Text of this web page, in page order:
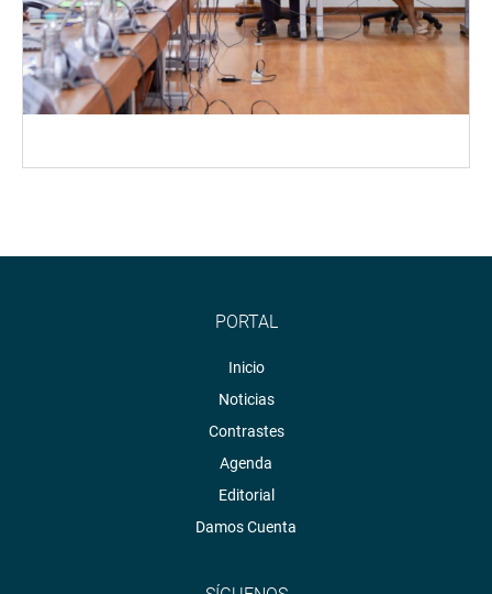
PORTAL
Inicio
Noticias
Contrastes
Agenda
Editorial
Damos Cuenta